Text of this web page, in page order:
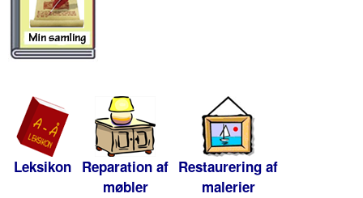
Leksikon Reparation af
møbler
Restaurering af
malerier